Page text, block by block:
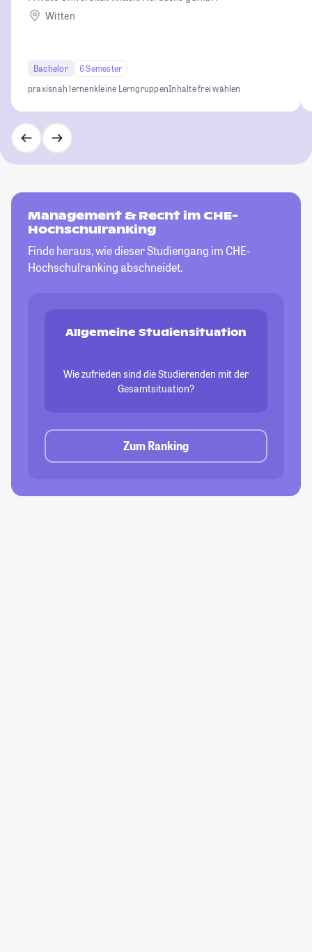
Witten
Bachelor
6 Semester
praxisnah lernenkleine LerngruppenInhalte frei wählen
Management & Recht im CHE-
Hochschulranking
Finde heraus, wie dieser Studiengang im CHE-
Hochschulranking abschneidet.
Allgemeine Studiensituation
Wie zufrieden sind die Studierenden mit der
Gesamtsituation?
Zum Ranking